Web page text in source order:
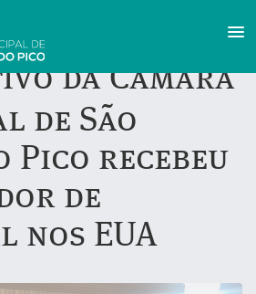
da Câmara
de São
Pico recebeu
de
nos EUA